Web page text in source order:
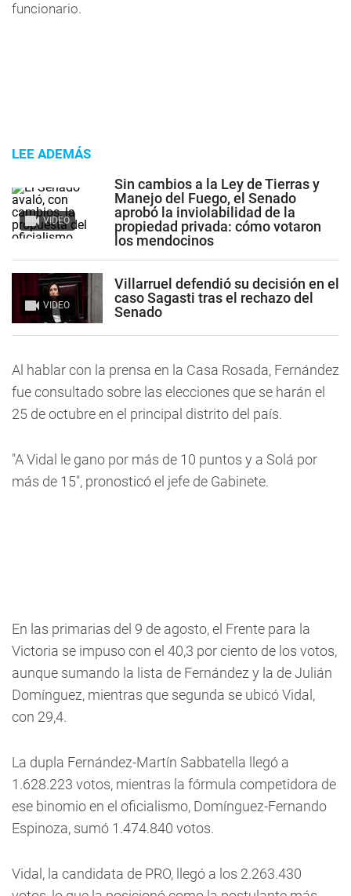
funcionario.
LEE ADEMÁS
VIDEO
Sin cambios a la Ley de Tierras y
Manejo del Fuego, el Senado
aprobó la inviolabilidad de la
propiedad privada: cómo votaron
los mendocinos
VIDEO
Villarruel defendió su decisión en el
caso Sagasti tras el rechazo del
Senado
Al hablar con la prensa en la Casa Rosada, Fernández
fue consultado sobre las elecciones que se harán el
25 de octubre en el principal distrito del país.
"A Vidal le gano por más de 10 puntos y a Solá por
más de 15", pronosticó el jefe de Gabinete.
En las primarias del 9 de agosto, el Frente para la
Victoria se impuso con el 40,3 por ciento de los votos,
aunque sumando la lista de Fernández y la de Julián
Domínguez, mientras que segunda se ubicó Vidal,
con 29,4.
La dupla Fernández-Martín Sabbatella llegó a
1.628.223 votos, mientras la fórmula competidora de
ese binomio en el oficialismo, Domínguez-Fernando
Espinoza, sumó 1.474.840 votos.
Vidal, la candidata de PRO, llegó a los 2.263.430